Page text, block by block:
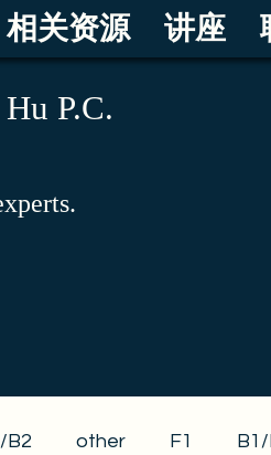
相关资源 讲座
P.C.
B2 other F1